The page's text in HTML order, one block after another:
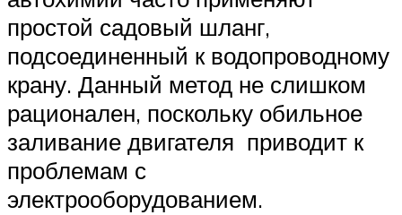
простой садовый шланг,
подсоединенный к водопроводному
крану. Данный метод не слишком
рационален, поскольку обильное
заливание двигателя приводит к
проблемам с
электрооборудованием.